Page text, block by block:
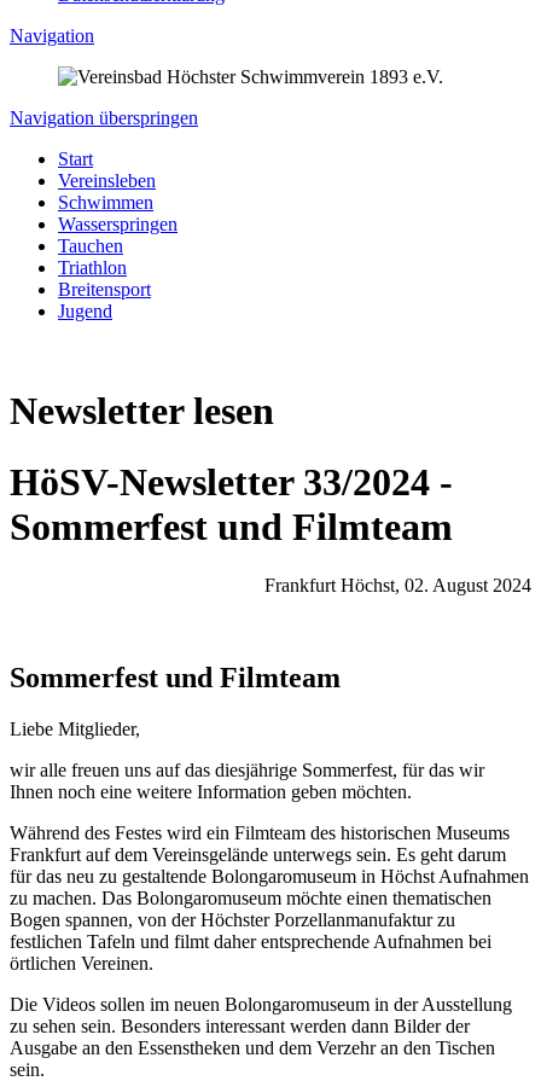
Navigation
Navigation überspringen
Start
Vereinsleben
Schwimmen
Wasserspringen
Tauchen
Triathlon
Breitensport
Jugend
Newsletter lesen
HöSV-Newsletter 33/2024 -
Sommerfest und Filmteam
Frankfurt Höchst, 02. August 2024
Sommerfest und Filmteam
Liebe Mitglieder,
wir alle freuen uns auf das diesjährige Sommerfest, für das wir
Ihnen noch eine weitere Information geben möchten.
Während des Festes wird ein Filmteam des historischen Museums
Frankfurt auf dem Vereinsgelände unterwegs sein. Es geht darum
für das neu zu gestaltende Bolongaromuseum in Höchst Aufnahmen
zu machen. Das Bolongaromuseum möchte einen thematischen
Bogen spannen, von der Höchster Porzellanmanufaktur zu
festlichen Tafeln und filmt daher entsprechende Aufnahmen bei
örtlichen Vereinen.
Die Videos sollen im neuen Bolongaromuseum in der Ausstellung
zu sehen sein. Besonders interessant werden dann Bilder der
Ausgabe an den Essenstheken und dem Verzehr an den Tischen
sein.